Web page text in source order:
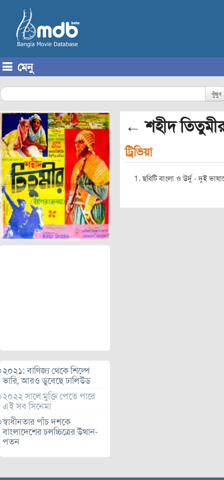
মেনু
খুঁজুন
২০২১: বাণিজ্য থেকে শিল্পে
ভারি, আরও ডুবেছে ঢালিউড
২০২২ সালে মুক্তি পেতে পারে
এই সব সিনেমা
স্বাধীনতার পাঁচ দশকে
বাংলাদেশের চলচ্চিত্রের উত্থান-
পতন
← শহীদ
ট্রিভিয়া
ছবিটি বাংলা ও উর্দু - দুই